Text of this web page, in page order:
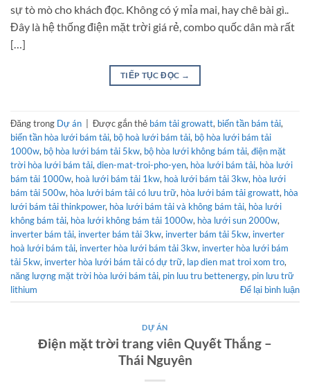
sự tò mò cho khách đọc. Không có ý mỉa mai, hay chê bài gì..
Đây là hệ thống điện mặt trời giá rẻ, combo quốc dân mà rất
[…]
TIẾP TỤC ĐỌC →
Đăng trong Dự án Được gắn thẻ bám tải growatt, biến tần bám tải,
biến tần hòa lưới bám tải, bộ hoà lưới bám tải, bộ hòa lưới bám tải
1000w, bộ hòa lưới bám tải 5kw, bộ hòa lưới không bám tải, điện mặt
trời hòa lưới bám tải, dien-mat-troi-pho-yen, hòa lưới bám tải, hòa lưới
bám tải 1000w, hoà lưới bám tải 1kw, hoà lưới bám tải 3kw, hòa lưới
bám tải 500w, hòa lưới bám tải có lưu trữ, hòa lưới bám tải growatt, hòa
lưới bám tải thinkpower, hòa lưới bám tải và không bám tải, hòa lưới
không bám tải, hòa lưới không bám tải 1000w, hòa lưới sun 2000w,
inverter bám tải, inverter bám tải 3kw, inverter bám tải 5kw, inverter
hoà lưới bám tải, inverter hòa lưới bám tải 3kw, inverter hòa lưới bám
tải 5kw, inverter hòa lưới bám tải có dự trữ, lap dien mat troi xom tro,
năng lượng mặt trời hòa lưới bám tải, pin luu tru bettenergy, pin lưu trữ
lithium
Để lại bình luận
DỰ ÁN
Điện mặt trời trang viên Quyết Thắng –
Thái Nguyên